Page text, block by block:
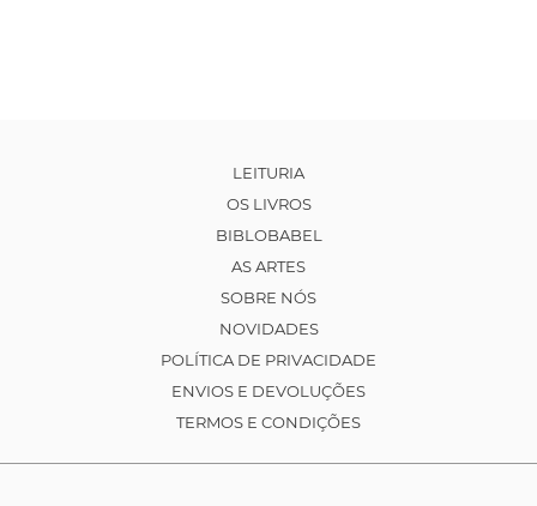
LEITURIA
OS LIVROS
BIBLOBABEL
AS ARTES
SOBRE NÓS
NOVIDADES
POLÍTICA DE PRIVACIDADE
ENVIOS E DEVOLUÇÕES
TERMOS E CONDIÇÕES